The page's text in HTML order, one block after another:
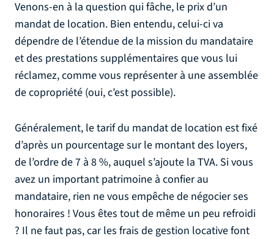
Venons-en à la question qui fâche, le prix d’un
mandat de location. Bien entendu, celui-ci va
dépendre de l’étendue de la mission du mandataire
et des prestations supplémentaires que vous lui
réclamez, comme vous représenter à une assemblée
de copropriété (oui, c’est possible).
Généralement, le tarif du mandat de location est fixé
d’après un pourcentage sur le montant des loyers,
de l’ordre de 7 à 8 %, auquel s’ajoute la TVA. Si vous
avez un important patrimoine à confier au
mandataire, rien ne vous empêche de négocier ses
honoraires ! Vous êtes tout de même un peu refroidi
? Il ne faut pas, car les frais de gestion locative font